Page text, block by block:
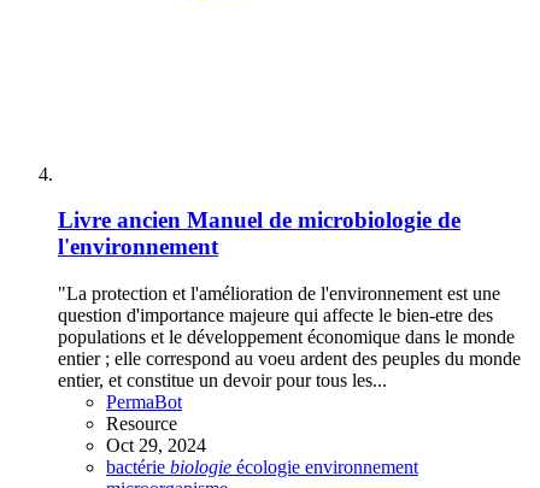
Livre ancien Manuel de microbiologie de
l'environnement
"La protection et l'amélioration de l'environnement est une
question d'importance majeure qui affecte le bien-etre des
populations et le développement économique dans le monde
entier ; elle correspond au voeu ardent des peuples du monde
entier, et constitue un devoir pour tous les...
PermaBot
Resource
Oct 29, 2024
bactérie biologie écologie environnement